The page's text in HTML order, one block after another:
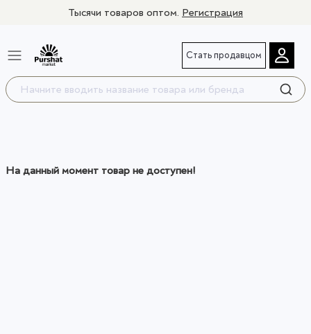
Тысячи товаров оптом. Регистрация
Стать продавцом
На данный момент товар не доступен!